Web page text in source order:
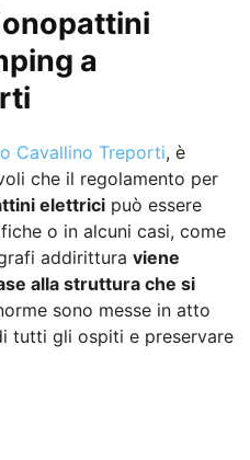
a
Cavallino Treporti, è
che il regolamento per
elettrici può essere
o in alcuni casi, come
addirittura viene
alla struttura che si
sono messe in atto
tutti gli ospiti e preservare